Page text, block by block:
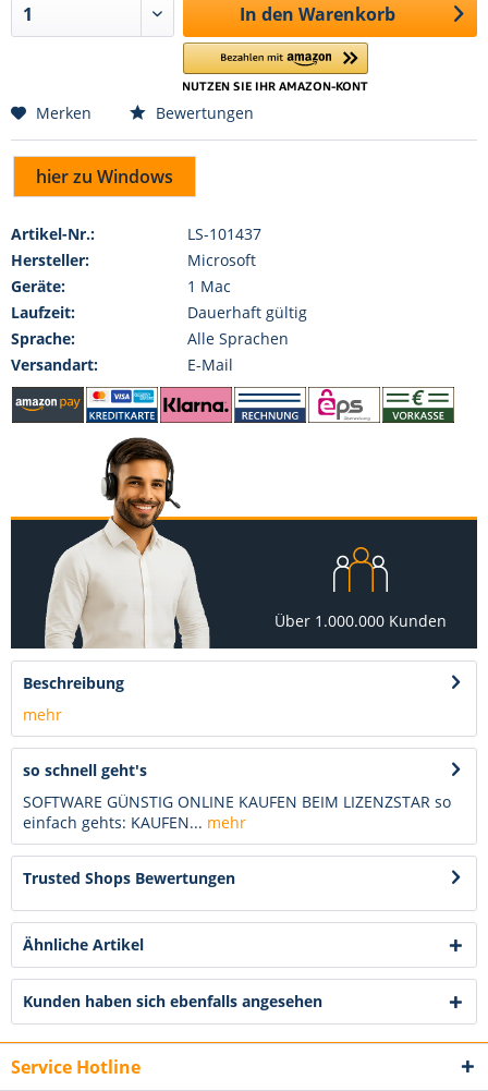
In den Warenkorb
Merken Bewertungen
hier zu Windows
Artikel-Nr.:
LS-101437
Hersteller:
Microsoft
Geräte:
1 Mac
Laufzeit:
Dauerhaft gültig
Sprache:
Alle Sprachen
Versandart:
E-Mail
Über 1.000.000 Kunden
Beschreibung
mehr
so schnell geht's
SOFTWARE GÜNSTIG ONLINE KAUFEN BEIM LIZENZSTAR so
einfach gehts: KAUFEN... mehr
Trusted Shops Bewertungen
Ähnliche Artikel
Kunden haben sich ebenfalls angesehen
Service Hotline